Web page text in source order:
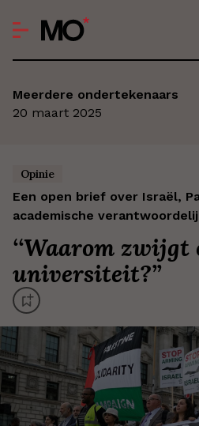
Meerdere ondertekenaars
20 maart 2025
Opinie
Een open brief over Israël,
academische
‘‘Waarom zwijgt
universiteit?’’